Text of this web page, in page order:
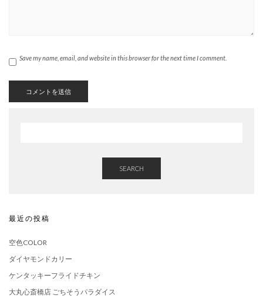
Save my name, email, and website in this browser for the next time I comment.
SEARCH
最近の投稿
空色COLOR
ダイヤモンドカリー
ケンタッキーフライドチキン
大丸心斎橋店 ごちそうパラダイス